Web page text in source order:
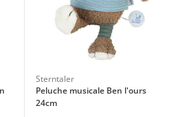
Sterntaler
Peluche musicale Ben l'ours
24cm